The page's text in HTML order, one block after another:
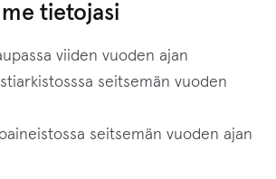
tietojasi
viiden vuoden ajan
seitsemän vuoden
seitsemän vuoden ajan